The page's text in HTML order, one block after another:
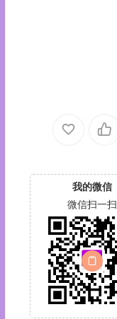
我的微信
微信扫一扫